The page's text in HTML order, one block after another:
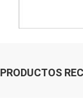
PRODUCTOS